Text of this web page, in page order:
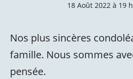
18 Août 2022 à 19
Nos plus sincères
famille. Nous sommes
pensée.